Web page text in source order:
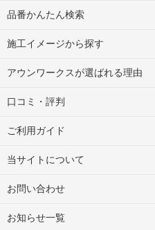
品番かんたん検索
施工イメージから探す
アウンワークスが選ばれる理由
口コミ・評判
ご利用ガイド
当サイトについて
お問い合わせ
お知らせ一覧